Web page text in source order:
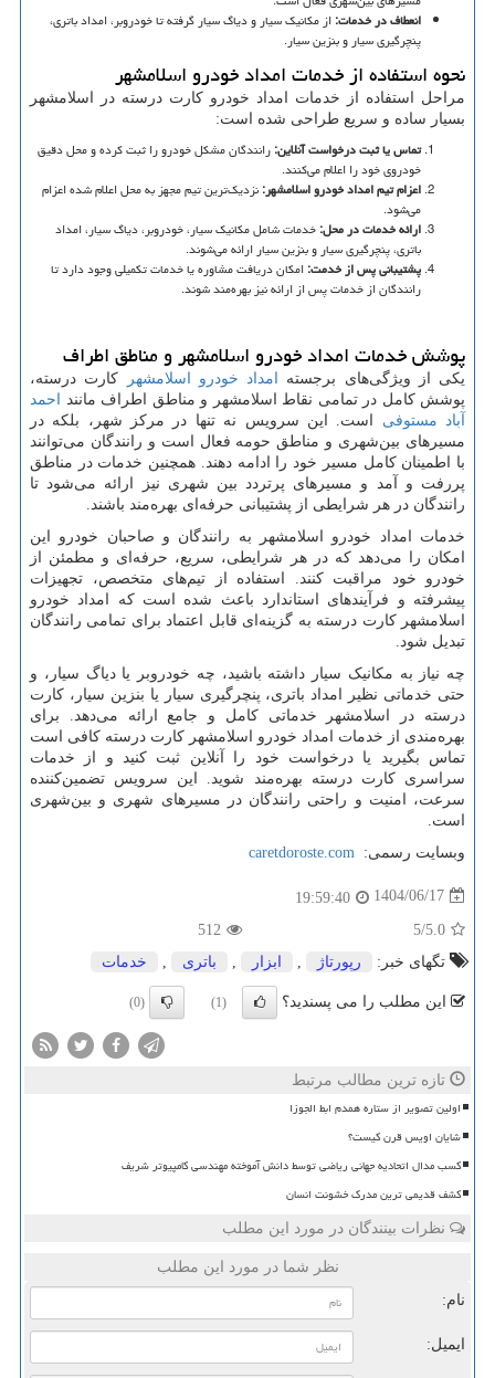
انعطاف در خدمات:از مکانیک سیار و دیاگ سیار گرفته تا خودروبر، امداد باتری،
پنچرگیری سیار و بنزین سیار.
نحوه استفاده از خدمات امداد خودرو اسلامشهر
مراحل استفاده از خدمات امداد خودرو کارت درسته در اسلامشهر
بسیار ساده و سریع طراحی شده است:
تماس یا ثبت درخواست آنلاین:رانندگان مشکل خودرو را ثبت کرده و محل دقیق
خودروی خود را اعلام می‌کنند.
اعزام تیم امداد خودرو اسلامشهر:نزدیک‌ترین تیم مجهز به محل اعلام شده اعزام
می‌شود.
ارائه خدمات در محل:خدمات شامل مکانیک سیار، خودروبر، دیاگ سیار، امداد
باتری، پنچرگیری سیار و بنزین سیار ارائه می‌شوند.
پشتیبانی پس از خدمت:امکان دریافت مشاوره یا خدمات تکمیلی وجود دارد تا
رانندگان از خدمات پس از ارائه نیز بهره‌مند شوند.
پوشش خدمات امداد خودرو اسلامشهر و مناطق اطراف
یکی از ویژگی‌های برجسته امداد خودرو اسلامشهر
کارت درسته،
پوشش کامل در تمامی نقاط اسلامشهر و مناطق اطراف مانند
احمد
آباد مستوفی است. این سرویس نه تنها در مرکز شهر، بلکه در
مسیرهای بین‌شهری و مناطق حومه فعال است و رانندگان می‌توانند
با اطمینان کامل مسیر خود را ادامه دهند. همچنین خدمات در مناطق
پررفت و آمد و مسیرهای پرتردد بین شهری نیز ارائه می‌شود تا
رانندگان در هر شرایطی از پشتیبانی حرفه‌ای بهره‌مند باشند.
خدمات امداد خودرو اسلامشهر به رانندگان و صاحبان خودرو این
امکان را می‌دهد که در هر شرایطی، سریع، حرفه‌ای و مطمئن از
خودرو خود مراقبت کنند. استفاده از تیم‌های متخصص، تجهیزات
پیشرفته و فرآیندهای استاندارد باعث شده است که امداد خودرو
اسلامشهر کارت درسته به گزینه‌ای قابل اعتماد برای تمامی رانندگان
تبدیل شود.
چه نیاز به مکانیک سیار داشته باشید، چه خودروبر یا دیاگ سیار، و
حتی خدماتی نظیر امداد باتری، پنچرگیری سیار یا بنزین سیار، کارت
درسته در اسلامشهر خدماتی کامل و جامع ارائه می‌دهد. برای
بهره‌مندی از خدمات امداد خودرو اسلامشهر کارت درسته کافی است
تماس بگیرید یا درخواست خود را آنلاین ثبت کنید و از خدمات
سراسری کارت درسته بهره‌مند شوید. این سرویس تضمین‌کننده
سرعت، امنیت و راحتی رانندگان در مسیرهای شهری و بین‌شهری
است.
وبسایت رسمی: caretdoroste.com
1404/06/17
19:59:40
5.0
/5
512
تگهای خبر:
رپورتاژ ابزار باتری خدمات
این مطلب را می پسندید؟ (1)
(0)
تازه ترین مطالب مرتبط
اولین تصویر از ستاره همدم ابط الجوزا
شایان اویس قرن کیست؟
کسب مدال اتحادیه جهانی ریاضی توسط دانش آموخته مهندسی کامپیوتر شریف
کشف قدیمی ترین مدرک خشونت انسان
نظرات بینندگان در مورد این مطلب
نظر شما در مورد این مطلب
نام:
ایمیل: